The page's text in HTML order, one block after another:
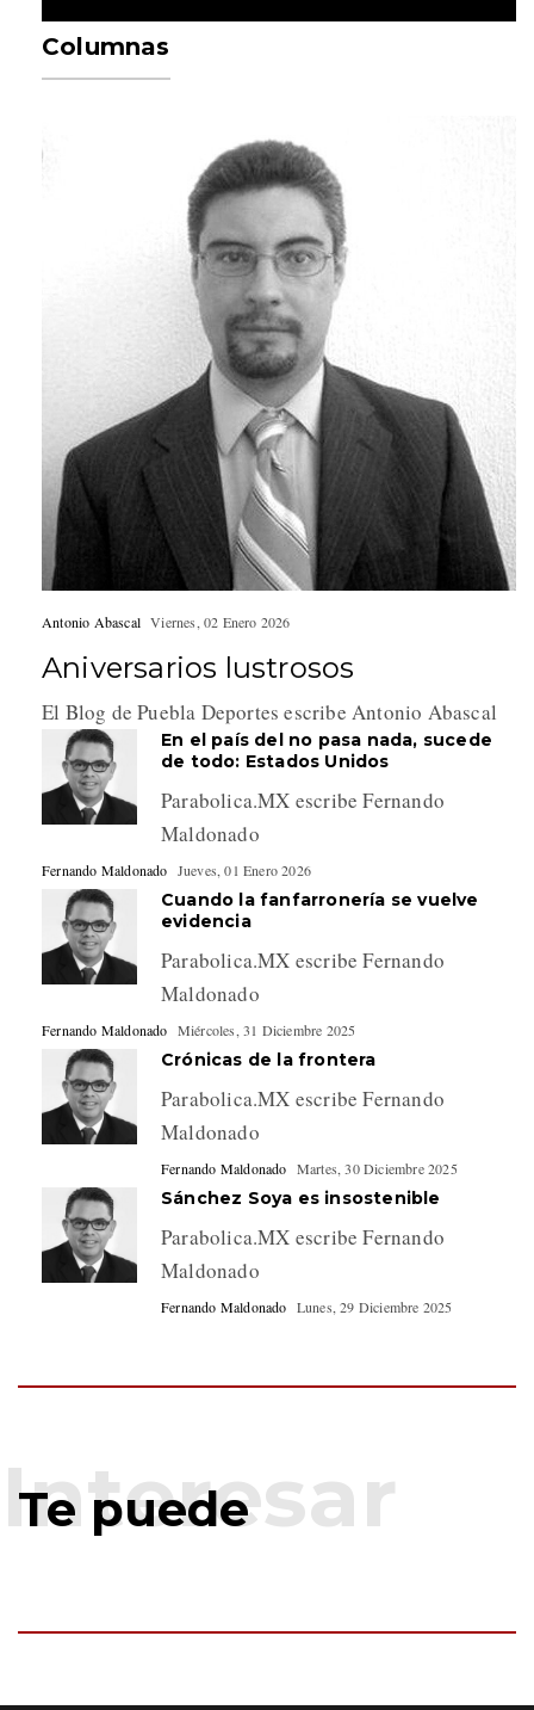
Columnas
Antonio Abascal Viernes, 02 Enero 2026
Aniversarios lustrosos
El Blog de Puebla Deportes escribe Antonio Abascal
En el país del no pasa nada, sucede
de todo: Estados Unidos
Parabolica.MX escribe Fernando
Maldonado
Fernando Maldonado Jueves, 01 Enero 2026
Cuando la fanfarronería se vuelve
evidencia
Parabolica.MX escribe Fernando
Maldonado
Fernando Maldonado Miércoles, 31 Diciembre 2025
Crónicas de la frontera
Parabolica.MX escribe Fernando
Maldonado
Fernando Maldonado Martes, 30 Diciembre 2025
Sánchez Soya es insostenible
Parabolica.MX escribe Fernando
Maldonado
Fernando Maldonado Lunes, 29 Diciembre 2025
Te puede